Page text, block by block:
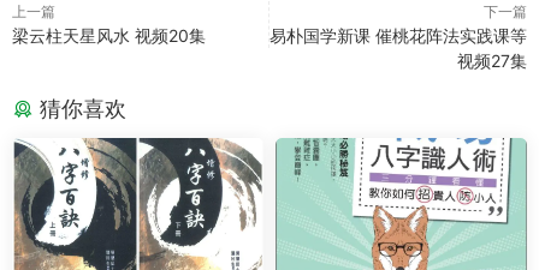
上一篇
梁云柱天星风水 视频20集
下一篇
易朴国学新课 催桃花阵法实践课等
视频27集
猜你喜欢